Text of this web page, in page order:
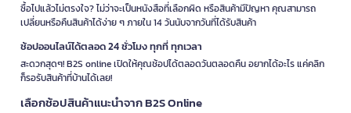
ซื้อไปแล้วไม่ตรงใจ? ไม่ว่าจะเป็นหนังสือที่เลือกผิด หรือสินค้ามีปัญหา คุณสามารถ
เปลี่ยนหรือคืนสินค้าได้ง่าย ๆ ภายใน 14 วันนับจากวันที่ได้รับสินค้า
ช้อปออนไลน์ได้ตลอด 24 ชั่วโมง ทุกที่ ทุกเวลา
สะดวกสุดๆ! B2S online เปิดให้คุณช้อปได้ตลอดวันตลอดคืน อยากได้อะไร แค่คลิก
ก็รอรับสินค้าที่บ้านได้เลย!
เลือกช้อปสินค้าแนะนำจาก B2S Online